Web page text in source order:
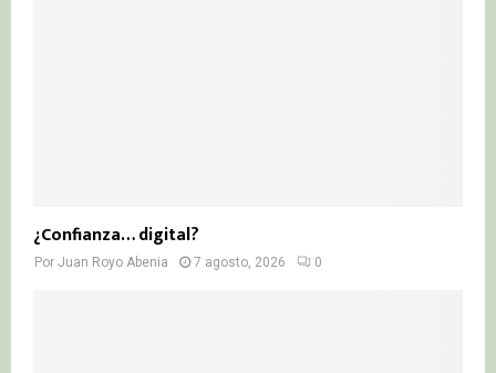
¿Confianza… digital?
Por Juan Royo Abenia 7 agosto, 2026 0